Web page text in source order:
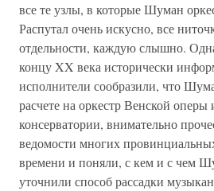
все те узлы, в которые Шуман
Распутал очень искусно, все
отдельности, каждую слышно.
концу XX века исторически
исполнители сообразили, что
расчете на оркестр Венской оперы
консерватории, внимательно
ведомости многих
времени и поняли, с кем и с чем
уточнили способ рассадки